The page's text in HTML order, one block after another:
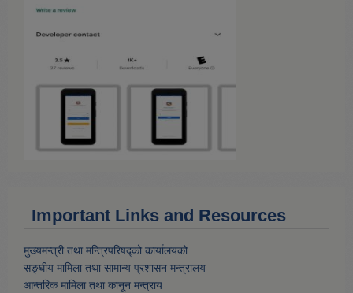
Important Links and Resources
मुख्यमन्त्री तथा मन्त्रिपरिषद्को कार्यालयको
सङ्घीय मामिला तथा सामान्य प्रशासन मन्त्रालय
आन्तरिक मामिला तथा कानून मन्त्राय